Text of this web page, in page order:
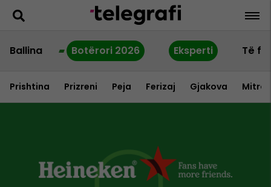
Ballina Botërori 2026 Eksperti Të
Prishtina Prizreni Peja Ferizaj Gjakova